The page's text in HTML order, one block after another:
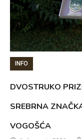
INFO
DVOSTRUKO
SREBRNA
VOGOŠĆA